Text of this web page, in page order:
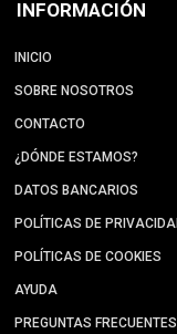
INFORMACIÓN
INICIO
SOBRE NOSOTROS
CONTACTO
¿DÓNDE ESTAMOS?
DATOS BANCARIOS
POLÍTICAS DE
POLÍTICAS DE COOKIES
AYUDA
PREGUNTAS